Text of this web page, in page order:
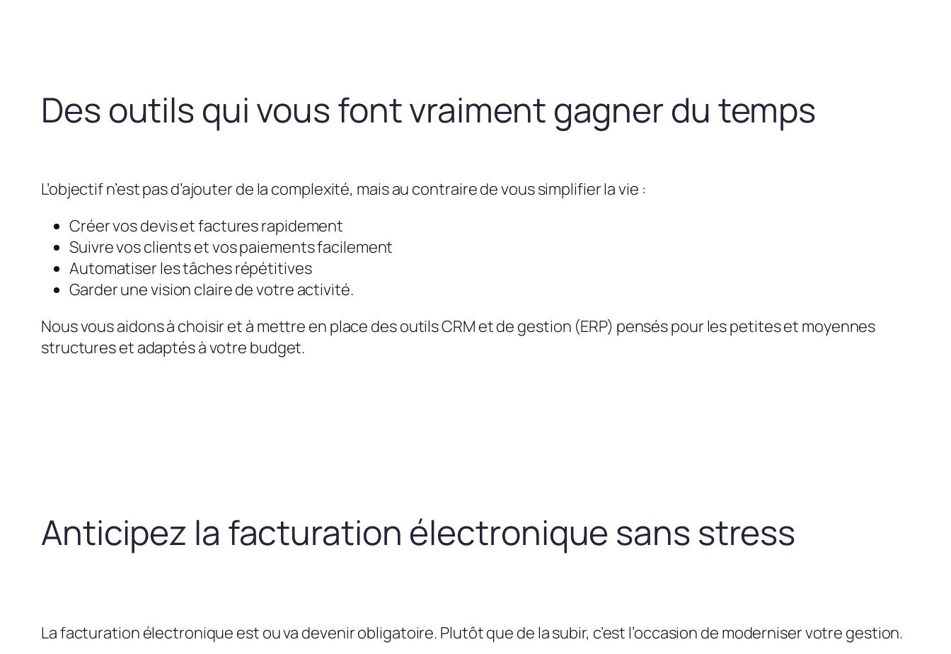
Des outils qui vous font vraiment gagner du temps
L’objectif n’est pas d’ajouter de la complexité, mais au contraire de vous simplifier la vie :
Créer vos devis et factures rapidement
Suivre vos clients et vos paiements facilement
Automatiser les tâches répétitives
Garder une vision claire de votre activité.
Nous vous aidons à choisir et à mettre en place des outils CRM et de gestion (ERP) pensés pour les petites et moyennes
structures et adaptés à votre budget.
Anticipez la facturation électronique sans stress
La facturation électronique est ou va devenir obligatoire. Plutôt que de la subir, c’est l’occasion de moderniser votre gestion.